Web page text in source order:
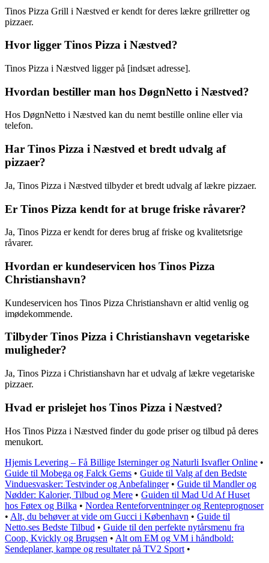
Tinos Pizza Grill i Næstved er kendt for deres lækre grillretter og
pizzaer.
Hvor ligger Tinos Pizza i Næstved?
Tinos Pizza i Næstved ligger på [indsæt adresse].
Hvordan bestiller man hos DøgnNetto i Næstved?
Hos DøgnNetto i Næstved kan du nemt bestille online eller via
telefon.
Har Tinos Pizza i Næstved et bredt udvalg af
pizzaer?
Ja, Tinos Pizza i Næstved tilbyder et bredt udvalg af lækre pizzaer.
Er Tinos Pizza kendt for at bruge friske råvarer?
Ja, Tinos Pizza er kendt for deres brug af friske og kvalitetsrige
råvarer.
Hvordan er kundeservicen hos Tinos Pizza
Christianshavn?
Kundeservicen hos Tinos Pizza Christianshavn er altid venlig og
imødekommende.
Tilbyder Tinos Pizza i Christianshavn vegetariske
muligheder?
Ja, Tinos Pizza i Christianshavn har et udvalg af lækre vegetariske
pizzaer.
Hvad er prislejet hos Tinos Pizza i Næstved?
Hos Tinos Pizza i Næstved finder du gode priser og tilbud på deres
menukort.
Hjemis Levering – Få Billige Isterninger og Naturli Isvafler Online •
Guide til Mobega og Falck Gems • Guide til Valg af den Bedste
Vinduesvasker: Testvinder og Anbefalinger• Guide til Mandler og
Nødder: Kalorier, Tilbud og Mere • Guiden til Mad Ud Af Huset
hos Føtex og Bilka • Nordea Renteforventninger og Renteprognoser
• Alt, du behøver at vide om Gucci i København • Guide til
Netto.ses Bedste Tilbud • Guide til den perfekte nytårsmenu fra
Coop, Kvickly og Brugsen • Alt om EM og VM i håndbold:
Sendeplaner, kampe og resultater på TV2 Sport •